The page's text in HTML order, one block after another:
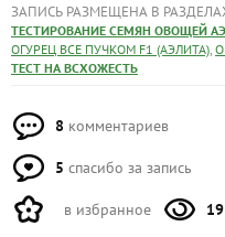
ЗАПИСЬ РАЗМЕЩЕНА В
ТЕСТИРОВАНИЕ СЕМЯН ОВОЩЕЙ
ОГУРЕЦ ВСЕ ПУЧКОМ F1 (АЭЛИТА),
ТЕСТ НА ВСХОЖЕСТЬ
8 комментариев
5 спасибо за запись
в избранное